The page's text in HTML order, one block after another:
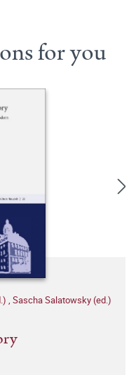
for you
, Sascha Salatowsky (ed.)